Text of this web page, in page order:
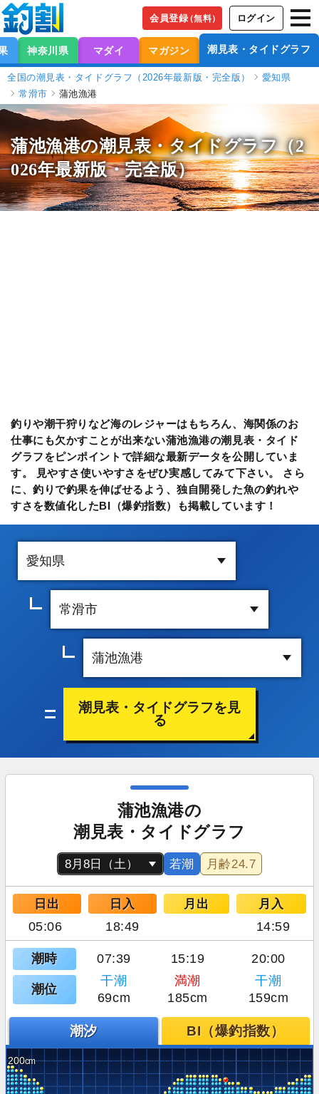
会員登録（無料） ログイン
神奈川県 マダイ マガジン 潮見表・タイドグラフ
全国の潮見表・タイドグラフ（2026年最新版・完全版）
愛知県
常滑市
蒲池漁港
蒲池漁港の潮見表・タイドグラフ（2
026年最新版・完全版）
釣りや潮干狩りなど海のレジャーはもちろん、海関係のお
仕事にも欠かすことが出来ない蒲池漁港の潮見表・タイド
グラフをピンポイントで詳細な最新データを公開していま
す。 見やすさ使いやすさをぜひ実感してみて下さい。 さら
に、釣りで釣果を伸ばせるよう、独自開発した魚の釣れや
すさを数値化したBI（爆釣指数）も掲載しています！
潮見表・タイドグラフを見
る
蒲池漁港の
潮見表・タイドグラフ
若潮 月齢24.7
日出 日入 月出 月入
05:06 18:49 14:59
潮時 07:39 15:19 20:00
潮位
干潮 満潮
干潮
69cm
185cm 159cm
潮汐 BI（爆釣指数）
200